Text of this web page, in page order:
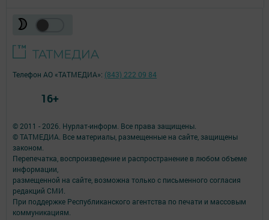
© 2011 - 2026. Нурлат-⁠информ. Все права защищены.
© ТАТМЕДИА. Все материалы, размещенные на сайте, защищены
законом.
Перепечатка, воспроизведение и распространение в любом объеме
информации,
размещенной на сайте, возможна только с письменного согласия
редакций СМИ.
При поддержке Республиканского агентства по печати и массовым
коммуникациям.
Телефон АО «ТАТМЕДИА»: (843) 222 09 84
16+